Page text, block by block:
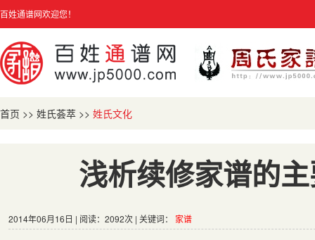
百姓通谱网欢迎您！
首页 >> 姓氏荟萃 >> 姓氏文化
浅析续修家谱的
2014年06月16日 | 阅读：2092次 | 关键词： 家谱